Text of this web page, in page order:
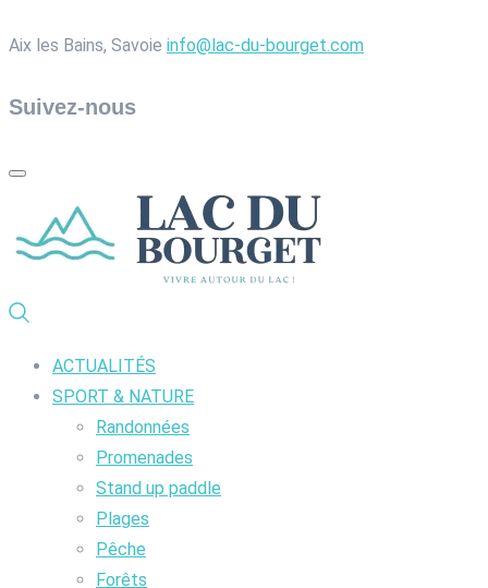
Aix les Bains, Savoie info@lac-du-bourget.com
Suivez-nous
ACTUALITÉS
SPORT & NATURE
Randonnées
Promenades
Stand up paddle
Plages
Pêche
Forêts